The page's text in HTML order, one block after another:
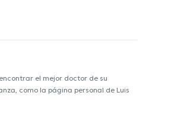
el mejor doctor de su
como la página personal de Luis